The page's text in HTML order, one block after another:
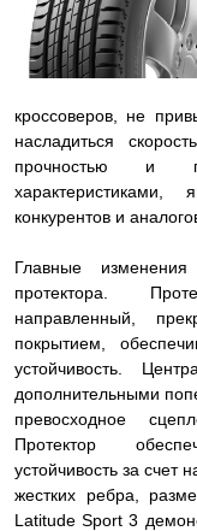
кроссоверов, не
насладиться
прочностью и
конкурентов и
Главные
протектора.
направленный,
покрытием,
устойчивость.
дополнительными
превосходное
Протектор
устойчивость за счет
жестких ребра,
Latitude Sport 3